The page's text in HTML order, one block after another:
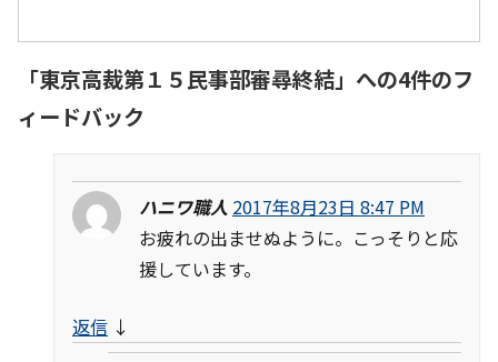
「東京高裁第１５民事部審尋終結」への4件のフ
ィードバック
ハニワ職人 2017年8月23日 8:47 PM
お疲れの出ませぬように。こっそりと応
援しています。
返信 ↓